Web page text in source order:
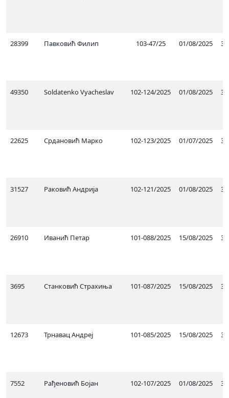
28399 Павковић Филип 103-47/25 01/08/2025
49350 Soldatenko Vyacheslav 102-124/2025 01/08/2025
22625 Срдановић Марко 102-123/2025 01/07/2025
31527 Раковић Андрија 102-121/2025 01/08/2025
26910 Иванић Петар 101-088/2025 15/08/2025
3695 Станковић Страхиња 101-087/2025 15/08/2025
12673 Трнавац Андреј 101-085/2025 15/08/2025
7552 Рађеновић Бојан 102-107/2025 01/08/2025